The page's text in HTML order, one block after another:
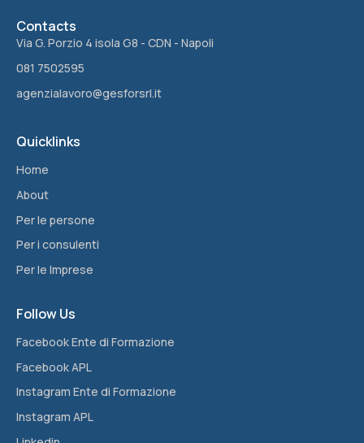
Contacts
Via G. Porzio 4 isola G8 - CDN - Napoli
081 7502595
agenzialavoro@gesforsrl.it
Quicklinks
Home
About
Per le persone
Per i consulenti
Per le Imprese
Follow Us
Facebook Ente di Formazione
Facebook APL
Instagram Ente di Formazione
Instagram APL